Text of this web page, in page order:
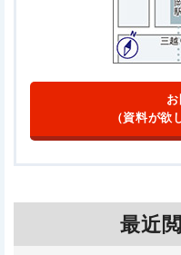
（資料が欲
最近